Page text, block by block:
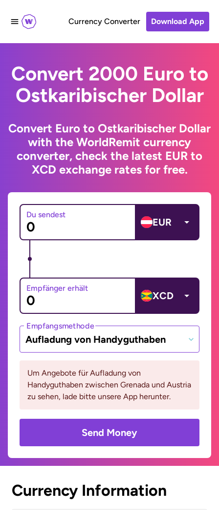
Currency Converter Download App
Convert 2000 Euro to
Ostkaribischer Dollar
Convert Euro to Ostkaribischer Dollar
with the WorldRemit currency
converter, check the latest EUR to
XCD exchange rates for free.
Du sendest
EUR
Empfänger erhält
XCD
Empfangsmethode
Aufladung von Handyguthaben
Um Angebote für Aufladung von
Handyguthaben zwischen Grenada und Austria
zu sehen, lade bitte unsere App herunter.
Send Money
Currency Information